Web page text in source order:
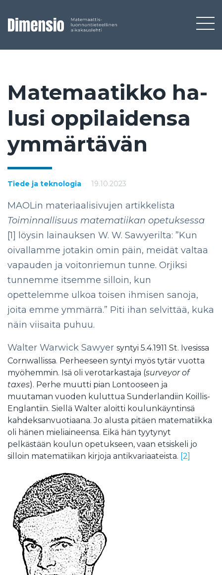
Ma­te­maa­tik­ko ha­
lu­si op­pi­lai­den­sa
ym­mär­tä­vän
Tiede ja teknologia 19.10.2023
MAOLin materiaalisivujen artikkelista
Toiminnallisuus matematiikan opetuksessa
[1] löysin lainauksen W. W. Sawyerilta: ”Kun
oivallamme jotakin omin päin, meidät valtaa
vapauden ja voitonriemun tunne. Orjiksi
tunnemme itsemme silloin, kun
opettelemme ulkoa toisen ihmisen sanoja,
joita emme ymmärrä.” Piti ihan selvittää, kuka
näin viisaita puhuu.
Walter Warwick Sawyer syntyi 5.4.1911 St. Ivesissa
Cornwallissa. Perheeseen syntyi myös tytär vuotta
myöhemmin. Isä oli verotarkastaja (surveyor of
taxes). Perhe muutti pian Lontooseen ja
muutaman vuoden kuluttua Sunderlandiin Koillis-
Englantiin. Siellä Walter aloitti koulunkäyntinsä
kahdeksanvuotiaana. Jo alusta pitäen matematiikka
oli hänen mieliaineensa. Eikä hän tyytynyt
pelkästään koulun opetukseen, vaan etsiskeli jo
silloin matematiikan kirjoja antikvariaateista. [2]